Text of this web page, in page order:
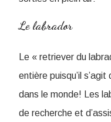
Le labrador
Le « retriever du
entière puisqu’il
dans le monde! Les
de recherche et